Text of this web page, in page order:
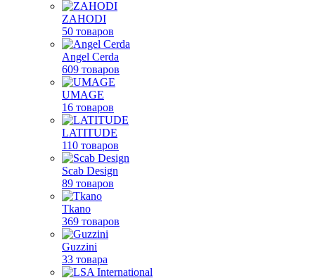
ZAHODI
50 товаров
Angel Cerda
609 товаров
UMAGE
16 товаров
LATITUDE
110 товаров
Scab Design
89 товаров
Tkano
369 товаров
Guzzini
33 товара